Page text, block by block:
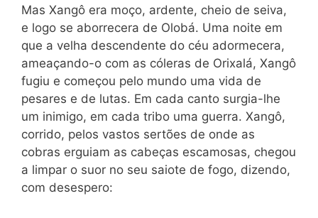
Mas Xangô era moço, ardente, cheio de seiva,
e logo se aborrecera de Olobá. Uma noite em
que a velha descendente do céu adormecera,
ameaçando-o com as cóleras de Orixalá, Xangô
fugiu e começou pelo mundo uma vida de
pesares e de lutas. Em cada canto surgia-lhe
um inimigo, em cada tribo uma guerra. Xangô,
corrido, pelos vastos sertões de onde as
cobras erguiam as cabeças escamosas, chegou
a limpar o suor no seu saiote de fogo, dizendo,
com desespero: